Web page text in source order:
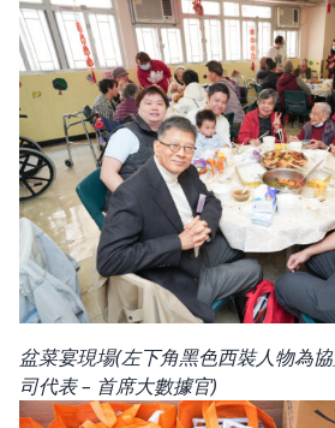
盆菜宴現場(左下角黑色西裝人物為
司代表 – 首席大數據官)